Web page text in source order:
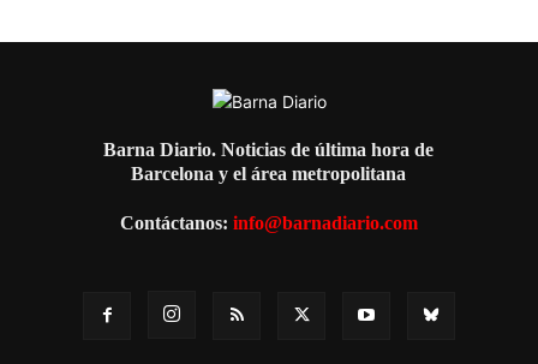
Barna Diario. Noticias de última hora de
Barcelona y el área metropolitana
Contáctanos: info@barnadiario.com